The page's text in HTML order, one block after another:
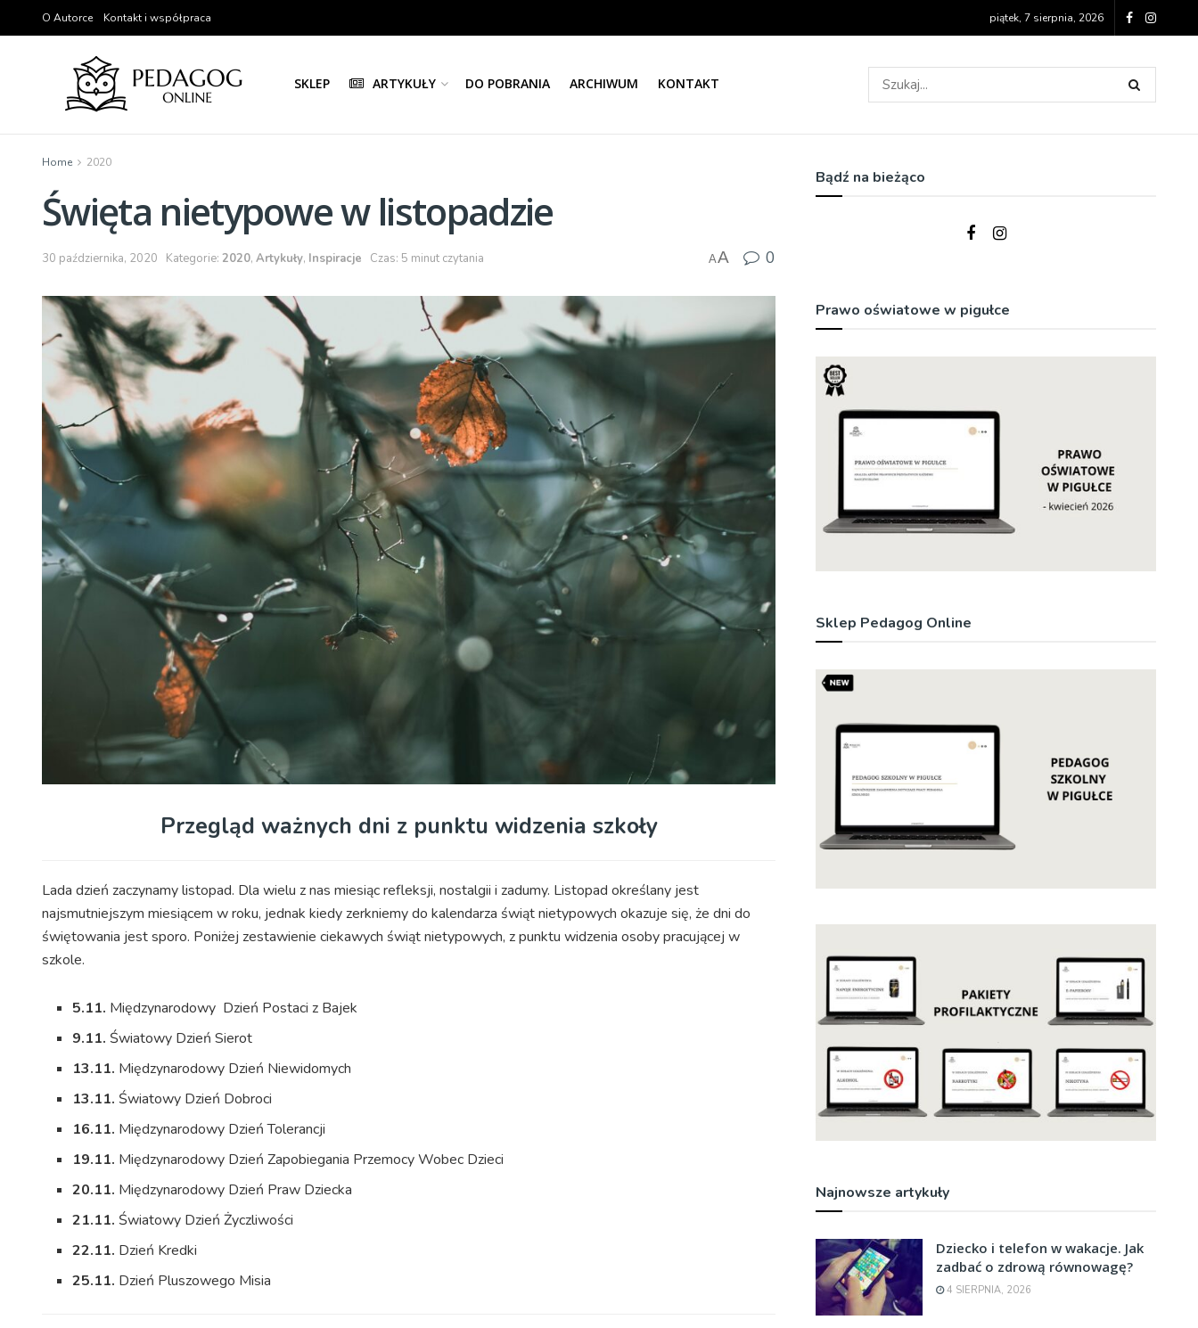
O Autorce Kontakt i współpraca piątek, 7 sierpnia, 2026
SKLEP ARTYKUŁY DO POBRANIA ARCHIWUM KONTAKT
Home 2020
Święta nietypowe w listopadzie
30 października, 2020 Kategorie: 2020, Artykuły, Inspiracje Czas: 5 minut czytania AA 0
Przegląd ważnych dni z punktu widzenia szkoły
Lada dzień zaczynamy listopad. Dla wielu z nas miesiąc refleksji, nostalgii i zadumy. Listopad określany jest
najsmutniejszym miesiącem w roku, jednak kiedy zerkniemy do kalendarza świąt nietypowych okazuje się, że dni do
świętowania jest sporo. Poniżej zestawienie ciekawych świąt nietypowych, z punktu widzenia osoby pracującej w
szkole.
5.11. Międzynarodowy Dzień Postaci z Bajek
9.11. Światowy Dzień Sierot
13.11. Międzynarodowy Dzień Niewidomych
13.11. Światowy Dzień Dobroci
16.11. Międzynarodowy Dzień Tolerancji
19.11. Międzynarodowy Dzień Zapobiegania Przemocy Wobec Dzieci
20.11. Międzynarodowy Dzień Praw Dziecka
21.11. Światowy Dzień Życzliwości
22.11. Dzień Kredki
25.11. Dzień Pluszowego Misia
Bądź na bieżąco
Prawo oświatowe w pigułce
Sklep Pedagog Online
Najnowsze artykuły
Dziecko i telefon w wakacje. Jak
zadbać o zdrową równowagę?
4 SIERPNIA, 2026